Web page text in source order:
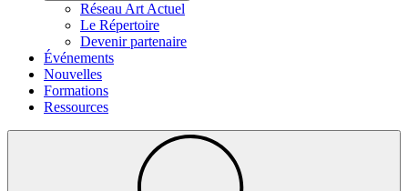
Réseau Art Actuel
Le Répertoire
Devenir partenaire
Événements
Nouvelles
Formations
Ressources